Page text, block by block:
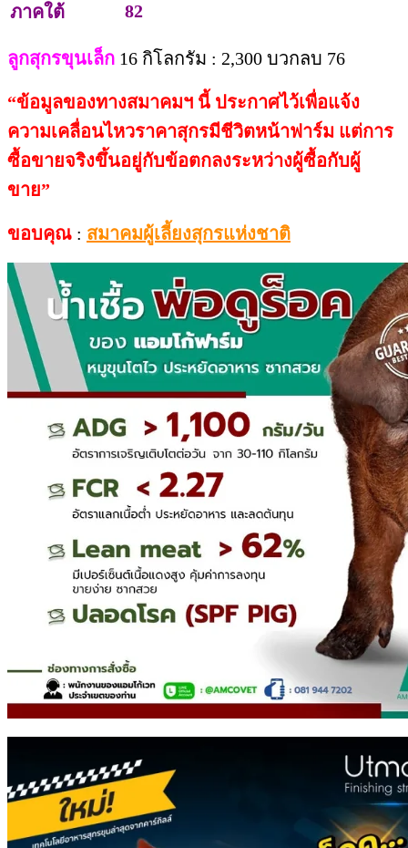
ภาคใต้
82
ลูกสุกรขุนเล็ก 16 กิโลกรัม : 2,300 บวกลบ 76
“ข้อมูลของทางสมาคมฯ นี้ ประกาศไว้เพื่อแจ้ง
ความเคลื่อนไหวราคาสุกรมีชีวิตหน้าฟาร์ม แต่การ
ซื้อขายจริงขึ้นอยู่กับข้อตกลงระหว่างผู้ซื้อกับผู้
ขาย”
ขอบคุณ : สมาคมผู้เลี้ยงสุกรแห่งชาติ